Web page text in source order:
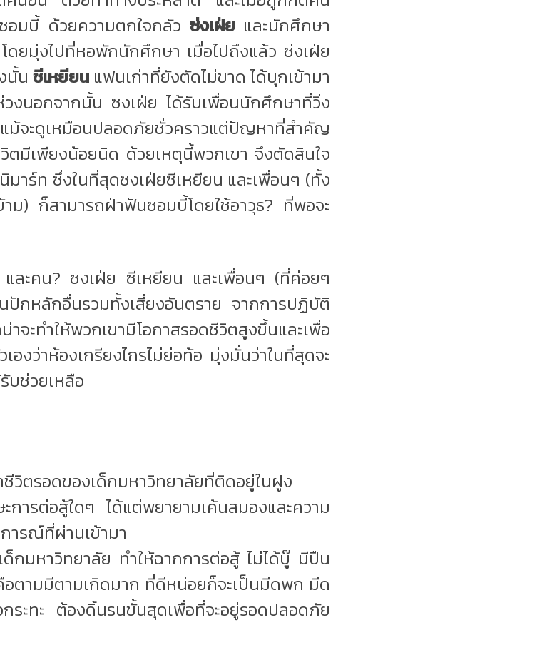
มบี้ ด้วยความตกใจกลัว ซ่งเฝ่ย และนักศึกษา
ดยมุ่งไปที่หอพักนักศึกษา เมื่อไปถึงแล้ว ซ่งเฝ่ย
นั้น ชีเหยียน แฟนเก่าที่ยังตัดไม่ขาด ได้บุกเข้ามา
วงนอกจากนั้น ซงเฝ่ย ได้รับเพื่อนนักศึกษาที่วิ่ง
ม้จะดูเหมือนปลอดภัยชั่วคราวแต่ปัญหาที่สำคัญ
ตมีเพียงน้อยนิด ด้วยเหตุนี้พวกเขา จึงตัดสินใจ
าร์ท ซึ่งในที่สุดซงเฝ่ยซีเหยียน และเพื่อนๆ (ทั้ง
ม) ก็สามารถฝ่าฟันซอมบี้โดยใช้อาวุธ? ที่พอจะ
ละคน? ซงเฝ่ย ซีเหยียน และเพื่อนๆ (ที่ค่อยๆ
ปักหลักอื่นรวมทั้งเสี่ยงอันตราย จากการปฏิบัติ
ำให้พวกเขามีโอกาสรอดชีวิตสูงขึ้นและเพื่อ
องว่าห้องเกรียงไกรไม่ย่อท้อ มุ่งมั่นว่าในที่สุดจะ
บช่วยเหลือ
ชีวิตรอดของเด็กมหาวิทยาลัยที่ติดอยู่ในฝูง
ารต่อสู้ใดๆ ได้แต่พยายามเค้นสมองและความ
ารณ์ที่ผ่านเข้ามา
กมหาวิทยาลัย ทำให้ฉากการต่อสู้ ไม่ได้บู๊ มีปืน
อตามมีตามเกิดมาก ที่ดีหน่อยก็จะเป็นมีดพก มีด
ระทะ ต้องดิ้นรนขั้นสุดเพื่อที่จะอยู่รอดปลอดภัย